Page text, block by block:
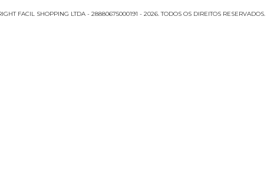
FACIL SHOPPING LTDA - 28880675000191 - 2026. TODOS OS DIREITOS RESERVADOS.